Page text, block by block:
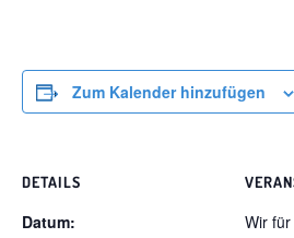
Zum Kalender hinzufügen
DETAILS
Datum:
Wir